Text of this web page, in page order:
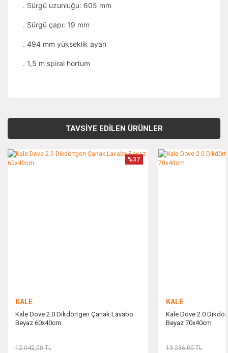
. Sürgü uzunluğu: 605 mm
. Sürgü çapı: 19 mm
. 494 mm yükseklik ayarı
. 1,5 m spiral hortum
kullanarak tarafımıza iletebilirsiniz.
TAVSİYE EDİLEN ÜRÜNLER
KALE
Kale Dove 2.0 Dikdörtgen Çanak Lavabo
Beyaz 60x40cm
%37
12.042,00 TL
KALE
Kale Dove 2.0
Beyaz 70x40cm
13.236,00 TL